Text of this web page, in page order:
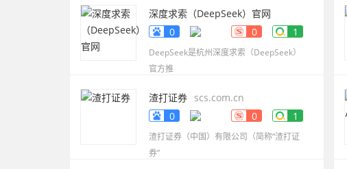
深度求索（DeepSeek）官网
www.deepseek.com
0 0 1
DeepSeek是杭州深度求索（DeepSeek）
官方推
渣打证券 scs.com.cn
0
0 1
渣打证券（中国）有限公司（简称“渣打证
券”